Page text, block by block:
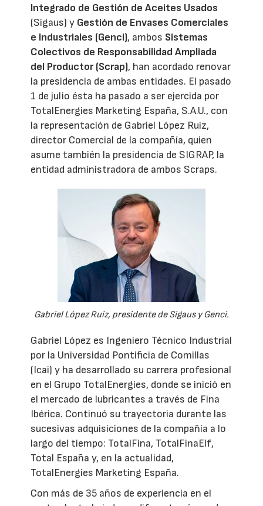
Integrado de Gestión de Aceites Usados
(Sigaus) y Gestión de Envases Comerciales
e Industriales (Genci), ambos Sistemas
Colectivos de Responsabilidad Ampliada
del Productor (Scrap), han acordado renovar
la presidencia de ambas entidades. El pasado
1 de julio ésta ha pasado a ser ejercida por
TotalEnergies Marketing España, S.A.U., con
la representación de Gabriel López Ruiz,
director Comercial de la compañía, quien
asume también la presidencia de SIGRAP, la
entidad administradora de ambos Scraps.
Gabriel López Ruiz, presidente de Sigaus y Genci.
Gabriel López es Ingeniero Técnico Industrial
por la Universidad Pontificia de Comillas
(Icai) y ha desarrollado su carrera profesional
en el Grupo TotalEnergies, donde se inició en
el mercado de lubricantes a través de Fina
Ibérica. Continuó su trayectoria durante las
sucesivas adquisiciones de la compañía a lo
largo del tiempo: TotalFina, TotalFinaElf,
Total España y, en la actualidad,
TotalEnergies Marketing España.
Con más de 35 años de experiencia en el